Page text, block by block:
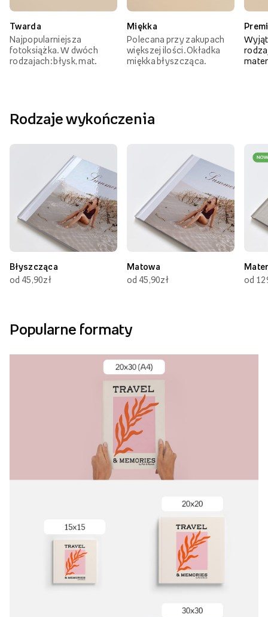
Twarda
Najpopularniejsza
fotoksiążka. W dwóch
rodzajach: błysk, mat.
Miękka
Polecana przy zakupach
większej ilości. Okładka
miękka błyszcząca.
Rodzaje wykończenia
Błyszcząca
od 45,90zł
Matowa
od 45,90zł
od
Popularne formaty